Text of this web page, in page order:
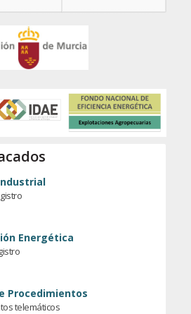
Energética
Procedimientos
telemáticos